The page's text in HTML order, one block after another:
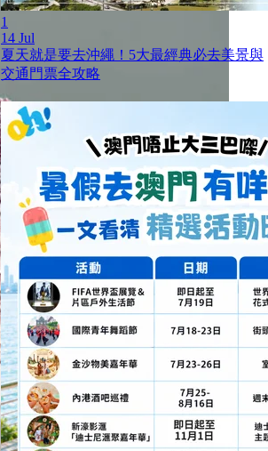
1
14 Jul
夏天就是要去沖繩！5大最經典必去美景與
交通門票全攻略